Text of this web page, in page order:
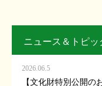
ニュース＆トピッ
2026.06.5
【文化財特別公開の